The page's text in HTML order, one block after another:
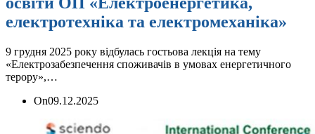
електротехніка та електромеханіка»
9 грудня 2025 року відбулась гостьова лекція на тему
«Електрозабезпечення споживачів в умовах енергетичного
терору»,…
On09.12.2025